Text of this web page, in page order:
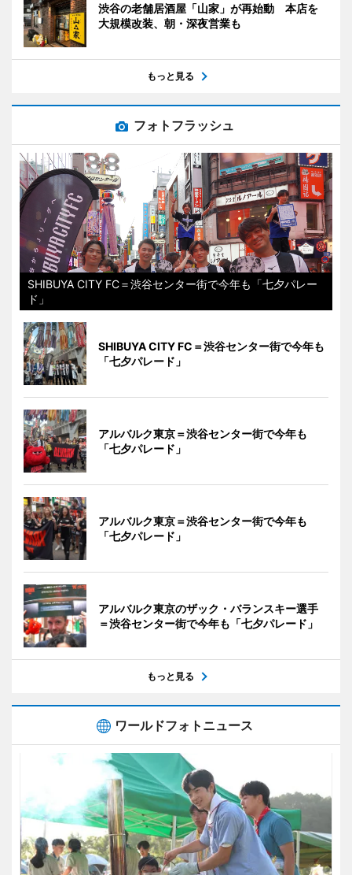
渋谷の老舗居酒屋「山家」が再始動 本店を
大規模改装、朝・深夜営業も
もっと見る
フォトフラッシュ
SHIBUYA CITY FC＝渋谷センター街で今年も「七夕パレー
ド」
SHIBUYA CITY FC＝渋谷センター街で今年も
「七夕パレード」
アルバルク東京＝渋谷センター街で今年も
「七夕パレード」
アルバルク東京＝渋谷センター街で今年も
「七夕パレード」
アルバルク東京のザック・バランスキー選手
＝渋谷センター街で今年も「七夕パレード」
もっと見る
ワールドフォトニュース